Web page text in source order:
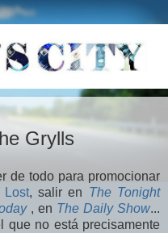
Grylls
de todo para promocionar
Lost, salir en The Tonight
, en The Daily Show...
que no está precisamente